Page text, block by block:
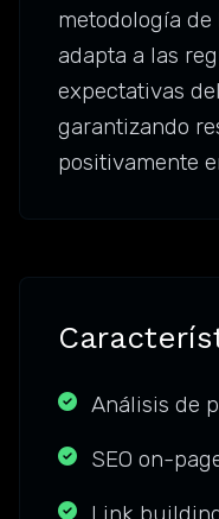
metodología
adapta a las
expectativas
garantizando
positivamente
Análisis de
SEO on-